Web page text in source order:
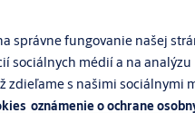
správne fungovanie našej
sociálnych médií a na
zdieľame s našimi sociálnymi
oznámenie o ochrane